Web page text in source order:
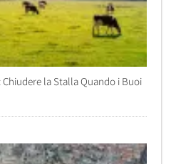
la Stalla Quando i Buoi